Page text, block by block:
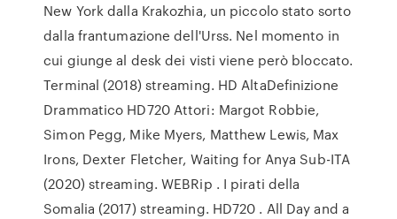
New York dalla Krakozhia, un piccolo stato sorto
dalla frantumazione dell'Urss. Nel momento in
cui giunge al desk dei visti viene però bloccato.
Terminal (2018) streaming. HD AltaDefinizione
Drammatico HD720 Attori: Margot Robbie,
Simon Pegg, Mike Myers, Matthew Lewis, Max
Irons, Dexter Fletcher, Waiting for Anya Sub-ITA
(2020) streaming. WEBRip . I pirati della
Somalia (2017) streaming. HD720 . All Day and a